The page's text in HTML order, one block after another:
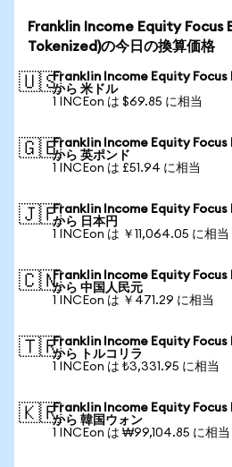
Franklin Income Equity Focus
Tokenized)の今日の換算価格
🇺🇸Franklin Income Equity Focus
から 米ドル
1 INCEon は $69.85 に相当
🇬🇧Franklin Income Equity Focus
から 英ポンド
1 INCEon は £51.94 に相当
🇯🇵Franklin Income Equity Focus
から 日本円
1 INCEon は ￥11,064.05 に相当
🇨🇳Franklin Income Equity
から 中国人民元
1 INCEon は ￥471.29 に相当
🇹🇷Franklin Income Equity Focus
から トルコリラ
1 INCEon は ₺3,331.95 に相当
🇰🇷Franklin Income Equity Focus
から 韓国ウォン
1 INCEon は ₩99,104.85 に相当